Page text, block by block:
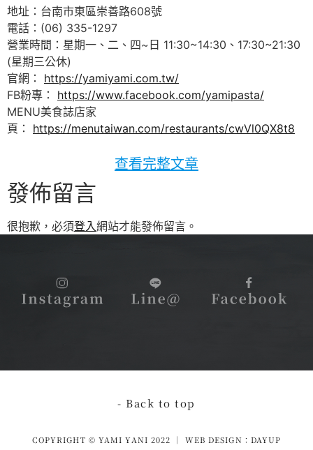
地址：台南市東區崇善路608號
電話：(06) 335-1297
營業時間：星期一、二、四~日 11:30~14:30、17:30~21:30
(星期三公休)
官網： https://yamiyami.com.tw/
FB粉專： https://www.facebook.com/yamipasta/
MENU美食誌店家
頁： https://menutaiwan.com/restaurants/cwVl0QX8t8
查看完整文章
發佈留言
很抱歉，必須登入網站才能發佈留言。
COPYRIGHT © YAMI YANI 2022 │ WEB DESIGN：DAYUP
- Back to top